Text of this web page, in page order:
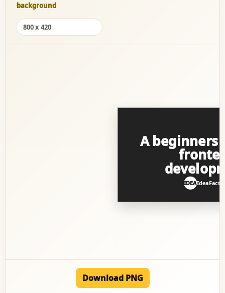
background
800 x 420
A beginners
IDEA
Download PNG